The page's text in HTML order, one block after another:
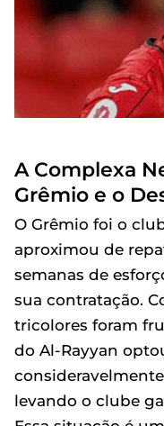
A Complexa
Grêmio e o
O Grêmio foi o
aproximou de
semanas de
sua contratação.
tricolores foram
do Al-Rayyan
levando o clube